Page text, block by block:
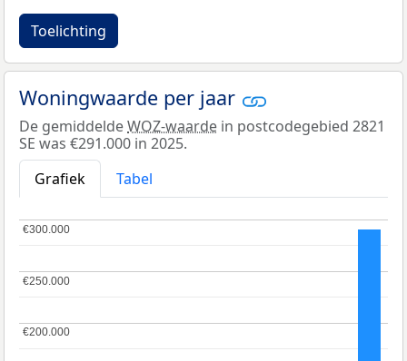
Toelichting
Woningwaarde per jaar
De gemiddeldeWOZ-waarde in postcodegebied 2821
SE was €291.000 in 2025.
Grafiek
Tabel
€200.000
€200.000
€250.000
€250.000
€300.000
€300.000